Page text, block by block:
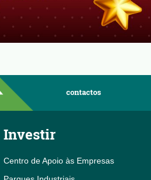
contactos
Investir
Centro de Apoio às Empresas